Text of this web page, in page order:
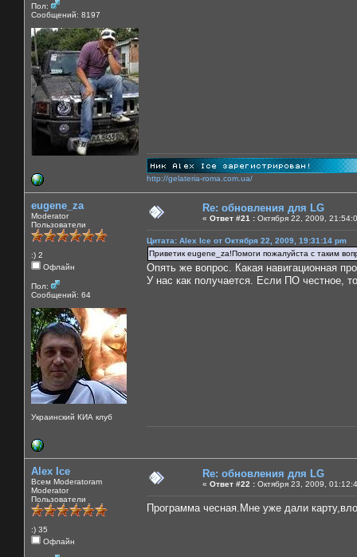
Пол:
Сообщений: 8197
http://gelateria-roma.com.ua/
eugene_za
Moderator
Пользователи
:) 2
Офлайн
Пол:
Сообщений: 64
Украинский КИА клуб
Re: обновления для LG
« Ответ #21 : Октября 22, 2009,
Цитата: Alex Ice от Октября 22, 2009, 19:31:14 pm
Приветик eugene_za!Помоги пожалуйста с таким
Опять же вопрос. Какая навигационная
У нас как получается. Если ПО честное,
Alex Ice
Всем Moderatoram
Moderator
Пользователи
:) 35
Офлайн
Re: обновления для LG
« Ответ #22 : Октября 23, 2009,
Программа чесная.Мне уже дали